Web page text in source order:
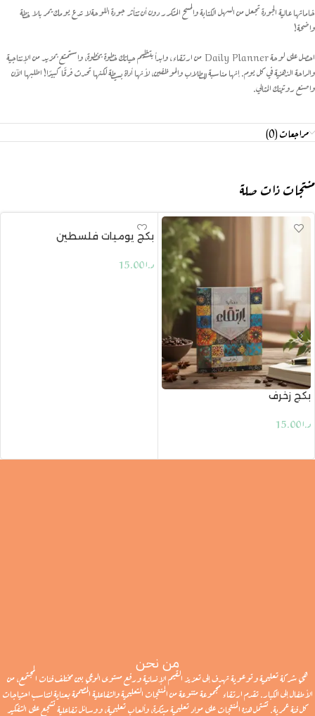
خاماتها عالية الجودة تجعل من السهل الكتابة والمسح المتكرر دون أن تتأثر جودة اللوحةلا تدع يومك يمر بلا خطة
واضحة!
احصل على لوحة Daily Planner من ارتقاء، وابدأ بتنظيم حياتك خطوة بخطوة، واستمتع بمزيد من الإنتاجية
والراحة الذهنية في كل يوم. إنها مناسبة للطلاب والموظفين، لأنها أداة بسيطة لكنها تحدث فرقًا كبيرًا! اطلبها الآن
واصنع روتينك المثالي.
مراجعات (0)
منتجات ذات صلة
بكج زخرف
د.ا
نفذ
بكج يوميات فلسطين
د.ا
من نحن
هي شركة تعليمية وتوعوية تهدف إلى تعزيز القيم الإنسانية ورفع مستوى الوعي بين مختلف فئات المجتمع، من
الأطفال إلى الكبار. تقدم ارتقاء مجموعة متنوعة من المنتجات التعليمية والتفاعلية المصممة بعناية لتناسب احتياجات
كل فئة عمرية. تشتمل هذه المنتجات على مواد تعليمية مبتكرة، وألعاب تعليمية، ووسائل تفاعلية تشجع على التفكير